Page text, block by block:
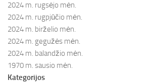
2024 m. rugsėjo mėn.
2024 m. rugpjūčio mėn.
2024 m. birželio mėn.
2024 m. gegužės mėn.
2024 m. balandžio mėn.
1970 m. sausio mėn.
Kategorijos